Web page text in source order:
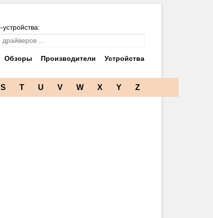
Обзоры Производители Устройства
S T U V W X Y Z